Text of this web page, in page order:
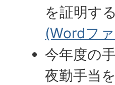
を証明す
(Wordフ
今年度の
夜勤手当